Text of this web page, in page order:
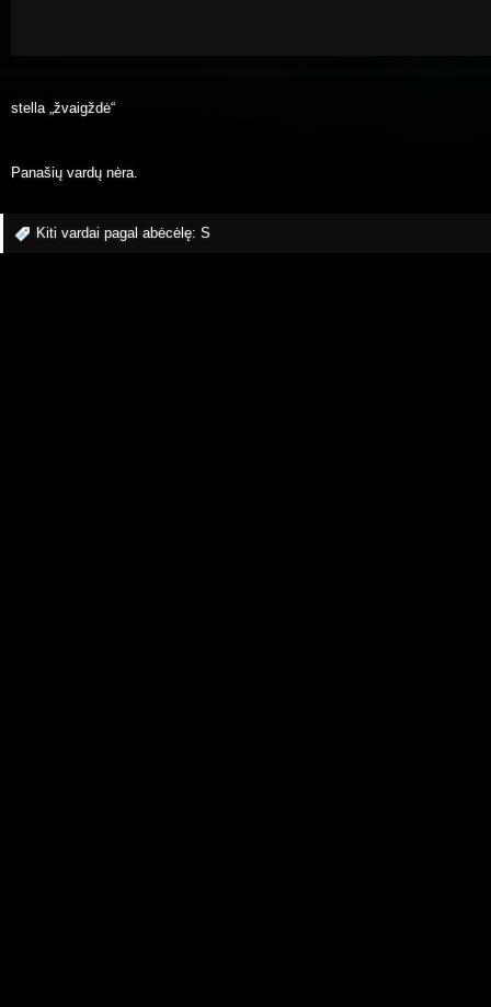
stella „žvaigždė“
Panašių vardų nėra.
Kiti vardai pagal abėcėlę: S